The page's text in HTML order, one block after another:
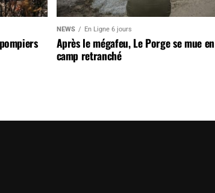
NEWS En Ligne 6 jours
Après le mégafeu, Le Porge se mue en
camp retranché